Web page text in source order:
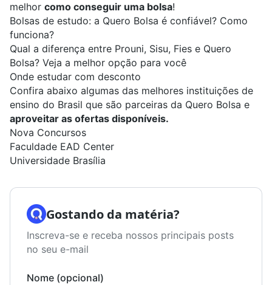
melhor como conseguir uma bolsa!
Bolsas de estudo: a Quero Bolsa é confiável? Como
funciona?
Qual a diferença entre Prouni, Sisu, Fies e Quero
Bolsa? Veja a melhor opção para você
Onde estudar com desconto
Confira abaixo algumas das melhores instituições de
ensino do Brasil que são parceiras da Quero Bolsa e
aproveitar as ofertas disponíveis.
Nova Concursos
Faculdade EAD Center
Universidade Brasília
Gostando da matéria?
Inscreva-se e receba nossos principais posts
no seu e-mail
Nome (opcional)